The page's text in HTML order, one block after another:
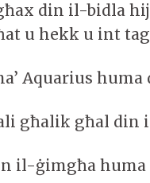
din il-bidla
u hekk u int
Aquarius huma
għalik għal din
il-ġimgħa huma